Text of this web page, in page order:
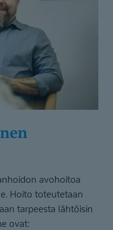
avohoitoa
Hoito toteutetaan
tarpeesta lähtöisin
ovat: